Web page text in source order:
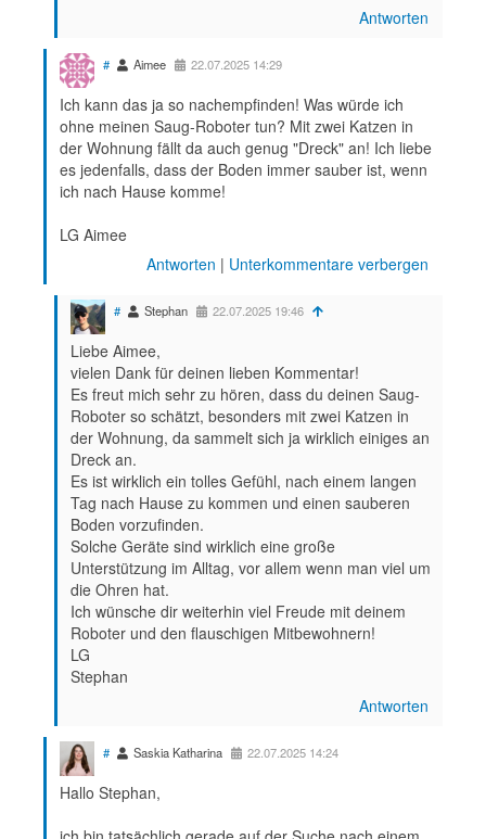
Antworten
# Aimee 22.07.2025 14:29
Ich kann das ja so nachempfinden! Was würde ich
ohne meinen Saug-Roboter tun? Mit zwei Katzen in
der Wohnung fällt da auch genug "Dreck" an! Ich liebe
es jedenfalls, dass der Boden immer sauber ist, wenn
ich nach Hause komme!
LG Aimee
Antworten | Unterkommentare verbergen
# Stephan 22.07.2025 19:46
Liebe Aimee,
vielen Dank für deinen lieben Kommentar!
Es freut mich sehr zu hören, dass du deinen Saug-
Roboter so schätzt, besonders mit zwei Katzen in
der Wohnung, da sammelt sich ja wirklich einiges an
Dreck an.
Es ist wirklich ein tolles Gefühl, nach einem langen
Tag nach Hause zu kommen und einen sauberen
Boden vorzufinden.
Solche Geräte sind wirklich eine große
Unterstützung im Alltag, vor allem wenn man viel um
die Ohren hat.
Ich wünsche dir weiterhin viel Freude mit deinem
Roboter und den flauschigen Mitbewohnern!
LG
Stephan
Antworten
# Saskia Katharina 22.07.2025 14:24
Hallo Stephan,